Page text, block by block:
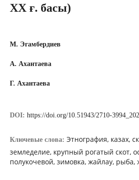
ХХ ғ. басы)
М. Эгамбердиев
А. Ахантаева
Г. Ахантаева
DOI: https://doi.org/10.51943/2710-
Ключевые слова: Этнография, казах,
земледелие, крупный рогатый скот,
полукочевой, зимовка, жайлау, рыба,